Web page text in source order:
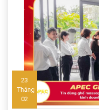
23
Tháng
02